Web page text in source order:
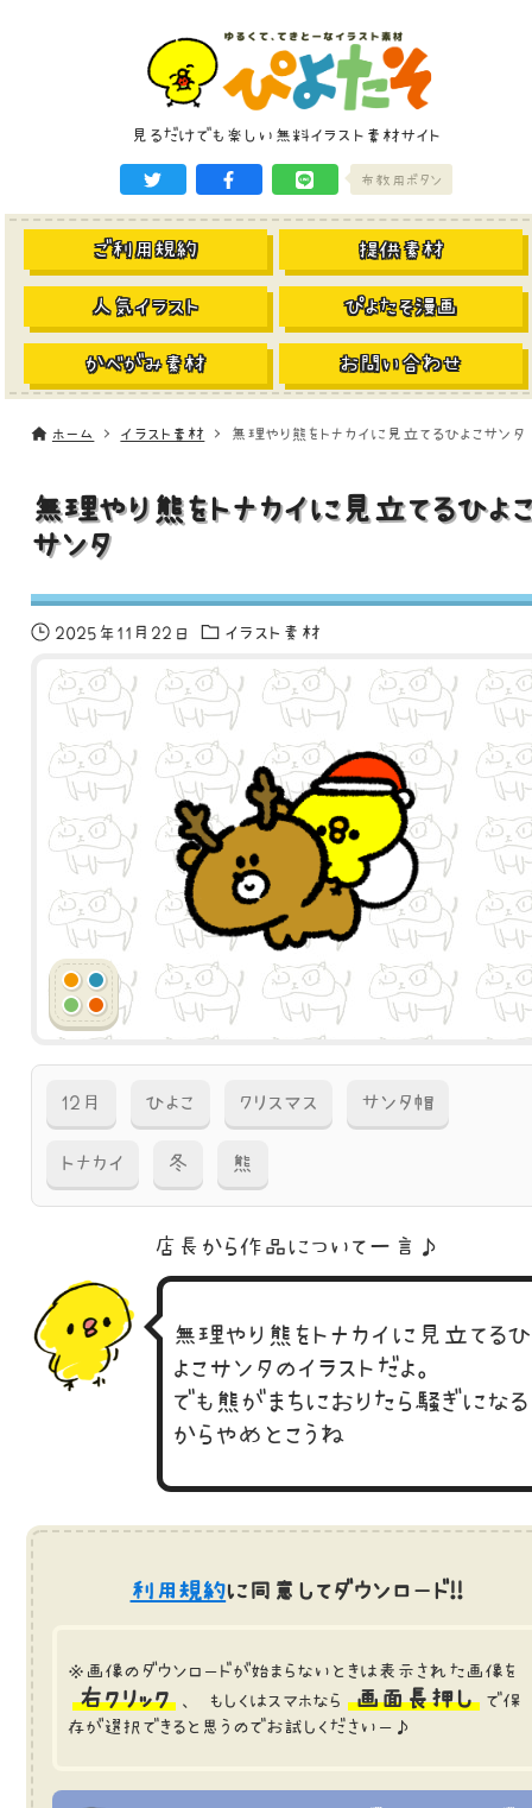
見るだけでも楽しい無料イラスト素材サイト
布教用ボタン
ご利用規約 提供素材
人気イラスト ぴよたそ漫画
かべがみ素材 お問い合わせ
ホーム イラスト素材 無理やり熊をトナカイに見立てるひよこサンタ
無理やり熊をトナカイに見立てるひよ
サンタ
2025年11月22日 イラスト素材
12月 ひよこ クリスマス サンタ帽
トナカイ 冬 熊
店長から作品に ついて一言♪
無理やり熊をトナカイに見立てるひ
よこサンタのイラストだよ。
でも熊がまちにおりたら騒ぎになる
からやめとこうね
利用規約に同意してダウンロード!!
※画像のダウンロードが始まらないときは表示された画像を
右クリック 、 もしくはスマホなら 画面長押し
で保
存が選択できると思うのでお試しくださいー♪